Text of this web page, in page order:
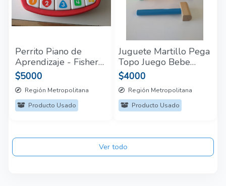
Perrito Piano de
Aprendizaje - Fisher
Price
$5000
Región Metropolitana
Producto Usado
Juguete Martillo Pega
Topo Juego Bebe
Niños Banco De
Madera
$4000
Región Metropolitana
Producto Usado
Ver todo